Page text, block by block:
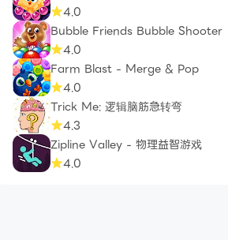
4.0
Bubble Friends Bubble Shooter
4.0
Farm Blast - Merge & Pop
4.0
Trick Me: 逻辑脑筋急转弯
4.3
Zipline Valley - 物理益智游戏
4.0